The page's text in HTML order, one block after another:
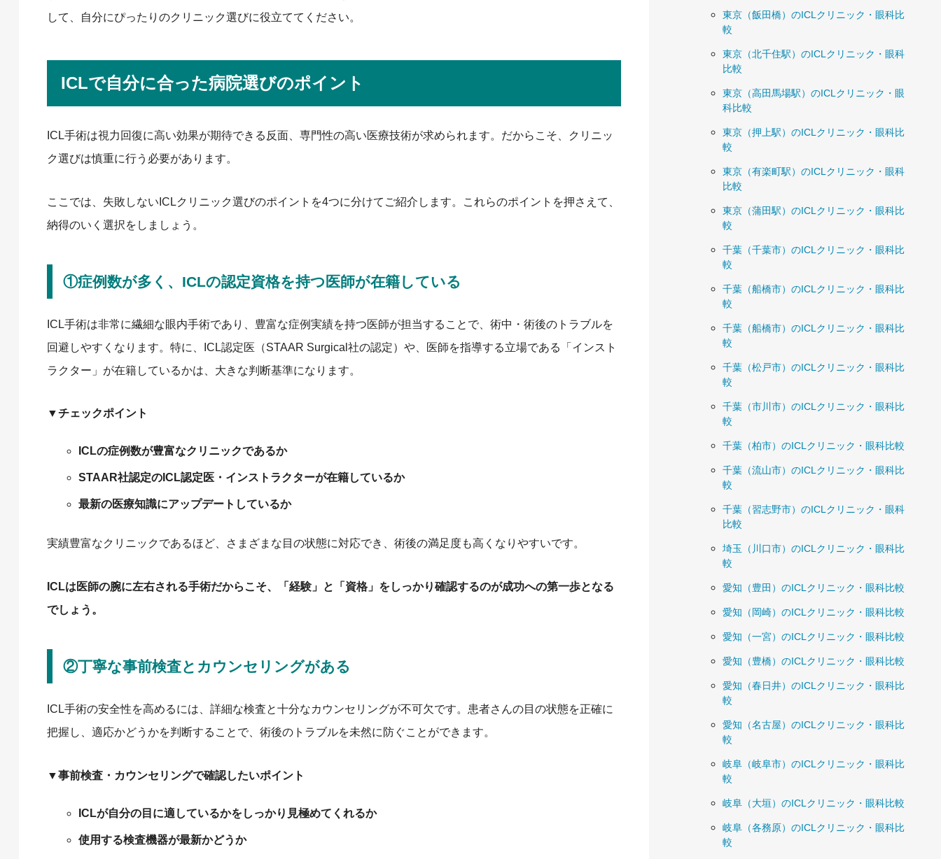
して、自分にぴったりのクリニック選びに役立ててください。
ICLで自分に合った病院選びのポイント
ICL手術は視力回復に高い効果が期待できる反面、専門性の高い医療技術が求められます。だからこそ、クリニッ
ク選びは慎重に行う必要があります。
ここでは、失敗しないICLクリニック選びのポイントを4つに分けてご紹介します。これらのポイントを押さえて、
納得のいく選択をしましょう。
①症例数が多く、ICLの認定資格を持つ医師が在籍している
ICL手術は非常に繊細な眼内手術であり、豊富な症例実績を持つ医師が担当することで、術中・術後のトラブルを
回避しやすくなります。特に、ICL認定医（STAAR Surgical社の認定）や、医師を指導する立場である「インスト
ラクター」が在籍しているかは、大きな判断基準になります。
▼チェックポイント
ICLの症例数が豊富なクリニックであるか
STAAR社認定のICL認定医・インストラクターが在籍しているか
最新の医療知識にアップデートしているか
実績豊富なクリニックであるほど、さまざまな目の状態に対応でき、術後の満足度も高くなりやすいです。
ICLは医師の腕に左右される手術だからこそ、「経験」と「資格」をしっかり確認するのが成功への第一歩となる
でしょう。
②丁寧な事前検査とカウンセリングがある
ICL手術の安全性を高めるには、詳細な検査と十分なカウンセリングが不可欠です。患者さんの目の状態を正確に
把握し、適応かどうかを判断することで、術後のトラブルを未然に防ぐことができます。
▼事前検査・カウンセリングで確認したいポイント
ICLが自分の目に適しているかをしっかり見極めてくれるか
使用する検査機器が最新かどうか
東京（飯田橋）のICLクリニック・眼科比
較
東京（北千住駅）のICLクリニック・眼科
比較
東京（高田馬場駅）のICLクリニック・眼
科比較
東京（押上駅）のICLクリニック・眼科比
較
東京（有楽町駅）のICLクリニック・眼科
比較
東京（蒲田駅）のICLクリニック・眼科比
較
千葉（千葉市）のICLクリニック・眼科比
較
千葉（船橋市）のICLクリニック・眼科比
較
千葉（船橋市）のICLクリニック・眼科比
較
千葉（松戸市）のICLクリニック・眼科比
較
千葉（市川市）のICLクリニック・眼科比
較
千葉（柏市）のICLクリニック・眼科比較
千葉（流山市）のICLクリニック・眼科比
較
千葉（習志野市）のICLクリニック・眼科
比較
埼玉（川口市）のICLクリニック・眼科比
較
愛知（豊田）のICLクリニック・眼科比較
愛知（岡崎）のICLクリニック・眼科比較
愛知（一宮）のICLクリニック・眼科比較
愛知（豊橋）のICLクリニック・眼科比較
愛知（春日井）のICLクリニック・眼科比
較
愛知（名古屋）のICLクリニック・眼科比
較
岐阜（岐阜市）のICLクリニック・眼科比
較
岐阜（大垣）のICLクリニック・眼科比較
岐阜（各務原）のICLクリニック・眼科比
較